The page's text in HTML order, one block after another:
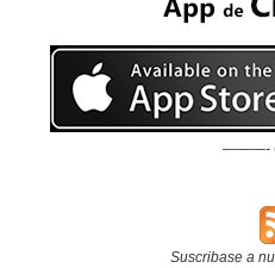
———-
Suscribase a